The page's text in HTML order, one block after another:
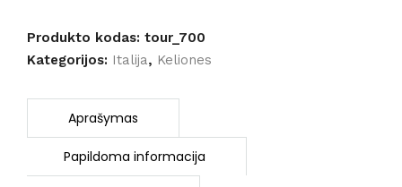
ROMA
-
4
(skrydis
Vilniaus)
Produkto kodas: tour_700
Kategorijos: Italija, Keliones